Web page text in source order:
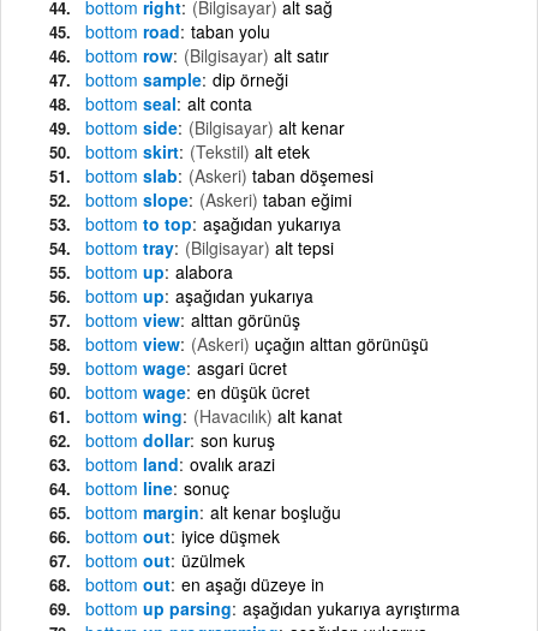
bottom right (Bilgisayar) alt sağ
bottom road taban yolu
bottom row (Bilgisayar) alt satır
bottom sample dip örneği
bottom seal alt conta
bottom side (Bilgisayar) alt kenar
bottom skirt (Tekstil) alt etek
bottom slab (Askeri) taban döşemesi
bottom slope (Askeri) taban eğimi
bottom to top aşağıdan yukarıya
bottom tray (Bilgisayar) alt tepsi
bottom up alabora
bottom up aşağıdan yukarıya
bottom view alttan görünüş
bottom view (Askeri) uçağın alttan görünüşü
bottom wage asgari ücret
bottom wage en düşük ücret
bottom wing (Havacılık) alt kanat
bottom dollar son kuruş
bottom land ovalık arazi
bottom line sonuç
bottom margin alt kenar boşluğu
bottom out iyice düşmek
bottom out üzülmek
bottom out en aşağı düzeye in
bottom up parsing aşağıdan yukarıya ayrıştırma